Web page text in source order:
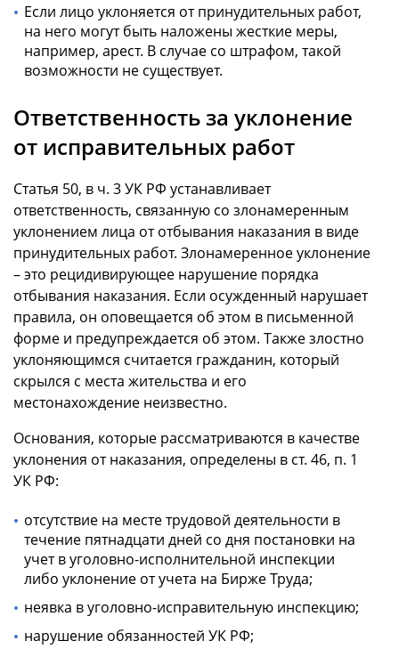
Если лицо уклоняется от принудительных работ,
на него могут быть наложены жесткие меры,
например, арест. В случае со штрафом, такой
возможности не существует.
Ответственность за уклонение
от исправительных работ
Статья 50, в ч. 3 УК РФ устанавливает
ответственность, связанную со злонамеренным
уклонением лица от отбывания наказания в виде
принудительных работ. Злонамеренное уклонение
– это рецидивирующее нарушение порядка
отбывания наказания. Если осужденный нарушает
правила, он оповещается об этом в письменной
форме и предупреждается об этом. Также злостно
уклоняющимся считается гражданин, который
скрылся с места жительства и его
местонахождение неизвестно.
Основания, которые рассматриваются в качестве
уклонения от наказания, определены в ст. 46, п. 1
УК РФ:
отсутствие на месте трудовой деятельности в
течение пятнадцати дней со дня постановки на
учет в уголовно-исполнительной инспекции
либо уклонение от учета на Бирже Труда;
неявка в уголовно-исправительную инспекцию;
нарушение обязанностей УК РФ;